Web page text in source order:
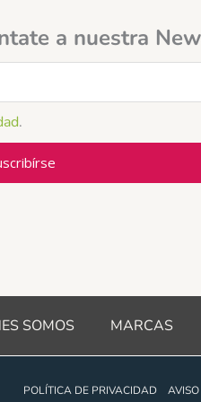
a nuestra
.
SOMOS MARCAS
POLÍTICA DE PRIVACIDAD